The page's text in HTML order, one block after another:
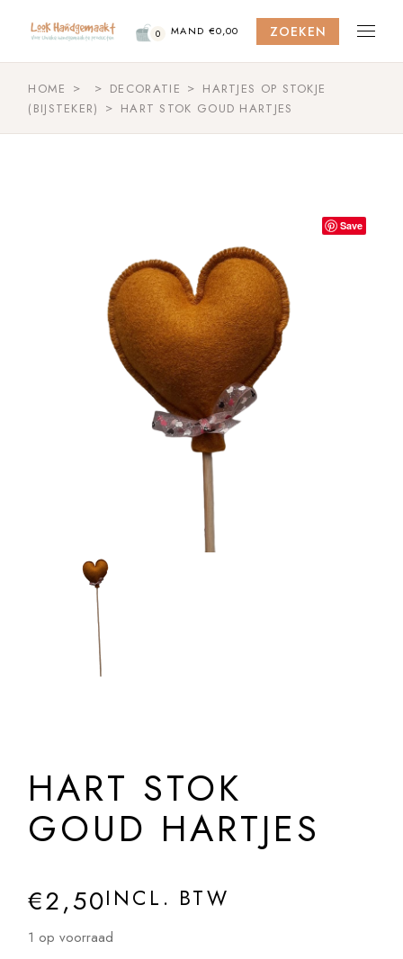
content
0 MAND €0,00 ZOEKEN
HOME DECORATIE
HARTJES OP STOKJE
(BIJSTEKER)
HART STOK GOUD HARTJES
Save
HART STOK
GOUD HARTJES
€2,50INCL. BTW
1 op voorraad